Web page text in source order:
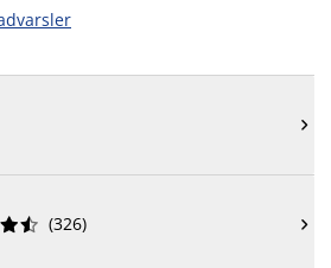



 (326) 